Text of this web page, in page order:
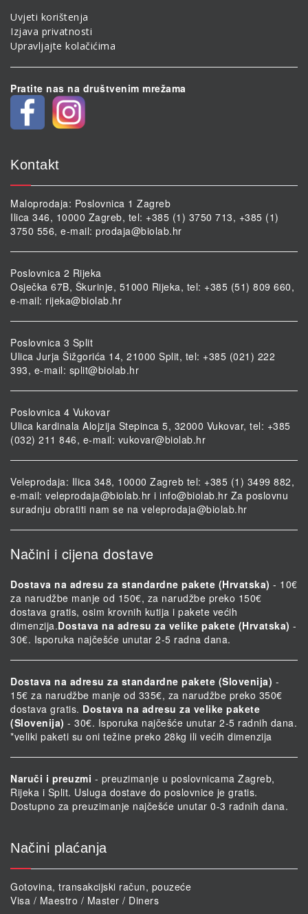
Uvjeti korištenja
Izjava privatnosti
Upravljajte kolačićima
Pratite nas na društvenim mrežama
Kontakt
Maloprodaja: Poslovnica 1 Zagreb
Ilica 346, 10000 Zagreb, tel: +385 (1) 3750 713, +385 (1)
3750 556, e-mail: prodaja@biolab.hr
Poslovnica 2 Rijeka
Osječka 67B, Škurinje, 51000 Rijeka, tel: +385 (51) 809 660,
e-mail: rijeka@biolab.hr
Poslovnica 3 Split
Ulica Jurja Šižgorića 14, 21000 Split, tel: +385 (021) 222
393, e-mail: split@biolab.hr
Poslovnica 4 Vukovar
Ulica kardinala Alojzija Stepinca 5, 32000 Vukovar, tel: +385
(032) 211 846, e-mail: vukovar@biolab.hr
Veleprodaja: Ilica 348, 10000 Zagreb tel: +385 (1) 3499 882,
e-mail: veleprodaja@biolab.hr i info@biolab.hr Za poslovnu
suradnju obratiti nam se na veleprodaja@biolab.hr
Načini i cijena dostave
Dostava na adresu za standardne pakete (Hrvatska) - 10€
za narudžbe manje od 150€, za narudžbe preko 150€
dostava gratis, osim krovnih kutija i pakete većih
dimenzija.Dostava na adresu za velike pakete (Hrvatska) -
30€. Isporuka najčešće unutar 2-5 radna dana.
Dostava na adresu za standardne pakete (Slovenija) -
15€ za narudžbe manje od 335€, za narudžbe preko 350€
dostava gratis. Dostava na adresu za velike pakete
(Slovenija) - 30€. Isporuka najčešće unutar 2-5 radnih dana.
*veliki paketi su oni težine preko 28kg ili većih dimenzija
Naruči i preuzmi - preuzimanje u poslovnicama Zagreb,
Rijeka i Split. Usluga dostave do poslovnice je gratis.
Dostupno za preuzimanje najčešće unutar 0-3 radnih dana.
Načini plaćanja
Gotovina, transakcijski račun, pouzeće
Visa / Maestro / Master / Diners